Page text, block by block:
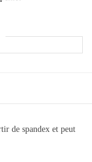
de spandex et peut